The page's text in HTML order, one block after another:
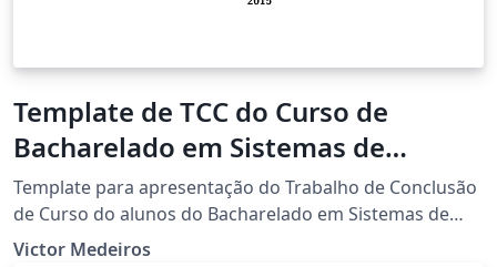
Template de TCC do Curso de
Bacharelado em Sistemas de
Informação da UFRPE
Template para apresentação do Trabalho de Conclusão
de Curso do alunos do Bacharelado em Sistemas de
Informação da UFRPE.
Victor Medeiros